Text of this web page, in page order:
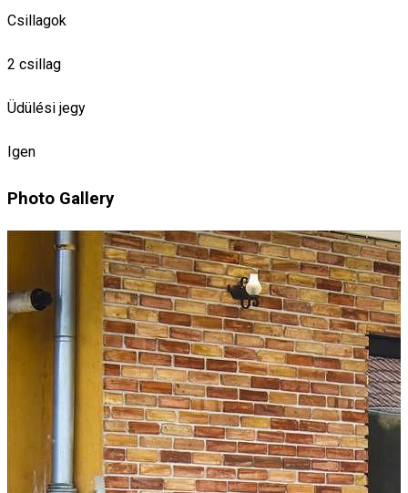
Csillagok
2 csillag
Üdülési jegy
Igen
Photo Gallery